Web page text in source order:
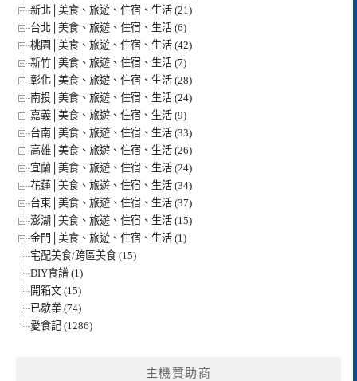
新北│美食、旅遊、住宿、生活 (21)
台北│美食、旅遊、住宿、生活 (6)
桃園│美食、旅遊、住宿、生活 (42)
新竹│美食、旅遊、住宿、生活 (7)
彰化│美食、旅遊、住宿、生活 (28)
南投│美食、旅遊、住宿、生活 (24)
嘉義│美食、旅遊、住宿、生活 (9)
台南│美食、旅遊、住宿、生活 (33)
高雄│美食、旅遊、住宿、生活 (26)
宜蘭│美食、旅遊、住宿、生活 (24)
花蓮│美食、旅遊、住宿、生活 (34)
台東│美食、旅遊、住宿、生活 (37)
澎湖│美食、旅遊、住宿、生活 (15)
金門│美食、旅遊、住宿、生活 (1)
宅配美食/跨區美食 (15)
DIY食譜 (1)
開箱文 (15)
已歇業 (74)
愛食記 (1286)
主機贊助商